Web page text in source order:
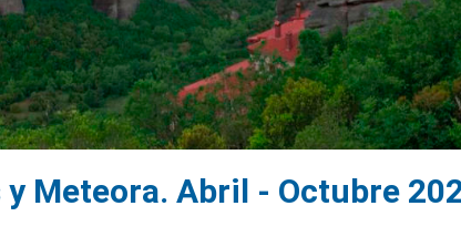
Meteora. Abril - Octubre